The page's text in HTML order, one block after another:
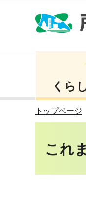
くら
トップページ
これ